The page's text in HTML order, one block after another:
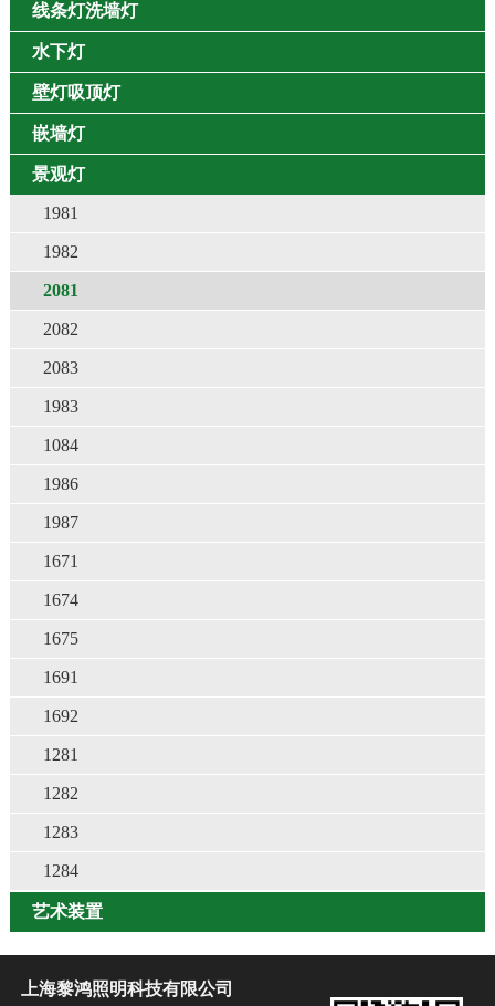
线条灯洗墙灯
水下灯
壁灯吸顶灯
嵌墙灯
景观灯
1981
1982
2081
2082
2083
1983
1084
1986
1987
1671
1674
1675
1691
1692
1281
1282
1283
1284
艺术装置
上海黎鸿照明科技有限公司